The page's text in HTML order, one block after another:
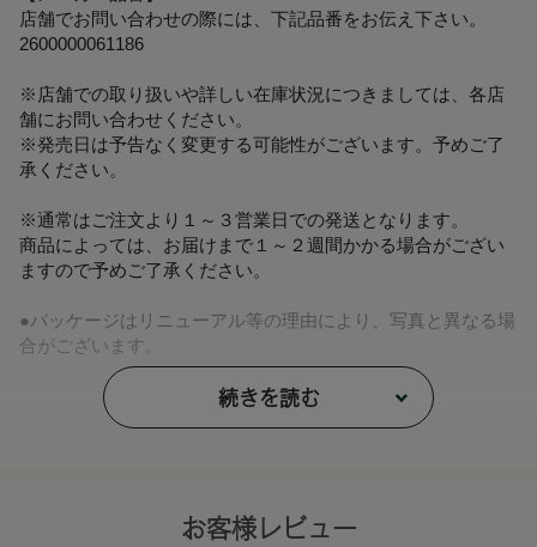
店舗でお問い合わせの際には、下記品番をお伝え下さい。
2600000061186
※店舗での取り扱いや詳しい在庫状況につきましては、各店
舗にお問い合わせください。
※発売日は予告なく変更する可能性がございます。予めご了
承ください。
※通常はご注文より１～３営業日での発送となります。
商品によっては、お届けまで１～２週間かかる場合がござい
ますので予めご了承ください。
●パッケージはリニューアル等の理由により、写真と異なる場
合がございます。
●パッケージのリニューアル等の理由により、成分・処方が記
載と異なる場合がございます。
●予告なくパッケージ仕様が変更になる場合がございます。
続きを読む
お客様レビュー